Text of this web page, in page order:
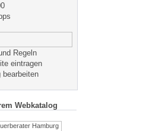
Regeln
eintragen
bearbeiten
Webkatalog